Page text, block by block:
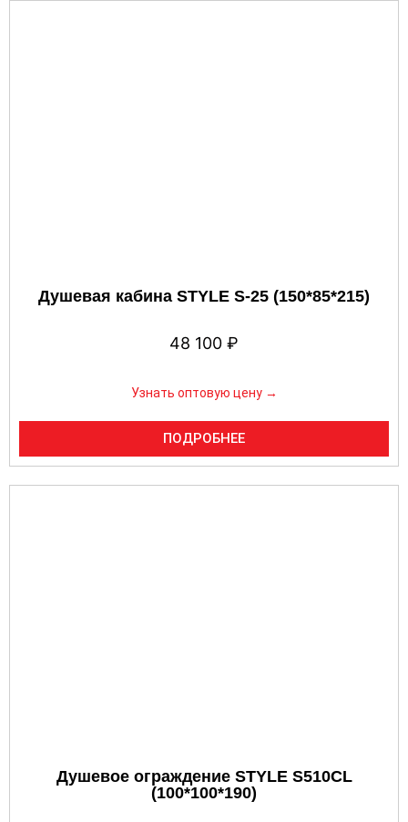
Душевая кабина STYLE S-25 (150*85*215)
48 100 ₽
Узнать оптовую цену →
ПОДРОБНЕЕ
Душевое ограждение STYLE S510CL
(100*100*190)